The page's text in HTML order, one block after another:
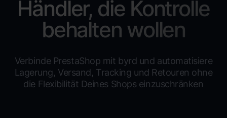
Händler, die Kontrolle
behalten wollen
Verbinde PrestaShop mit byrd und automatisiere
Lagerung, Versand, Tracking und Retouren ohne
die Flexibilität Deines Shops einzuschränken